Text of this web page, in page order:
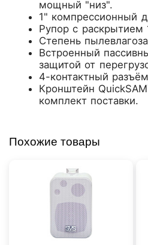
мощный "низ".
1" компрессионный
Рупор с раскрытием
Степень
Встроенный
защитой от
4-контактный
Кронштейн
комплект поставки.
Похожие товары